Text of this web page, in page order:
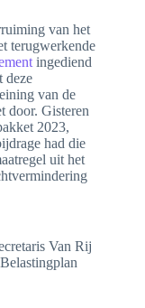
van het
terugwerkende
ingediend
deze
van de
door. Gisteren
2023,
had die
uit het
Van Rij